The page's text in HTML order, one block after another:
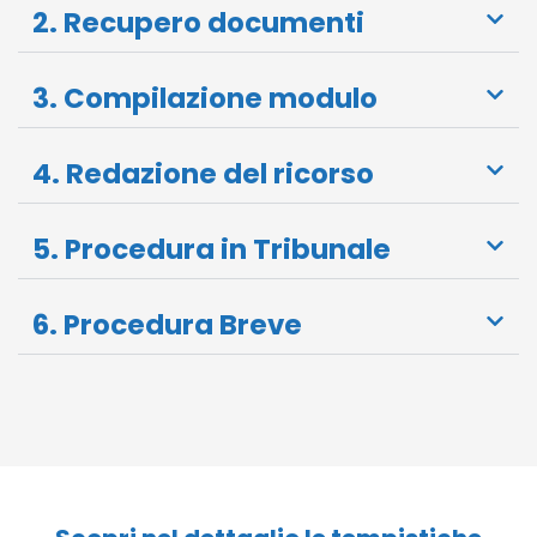
2. Recupero documenti
3. Compilazione modulo
4. Redazione del ricorso
5. Procedura in Tribunale
6. Procedura Breve